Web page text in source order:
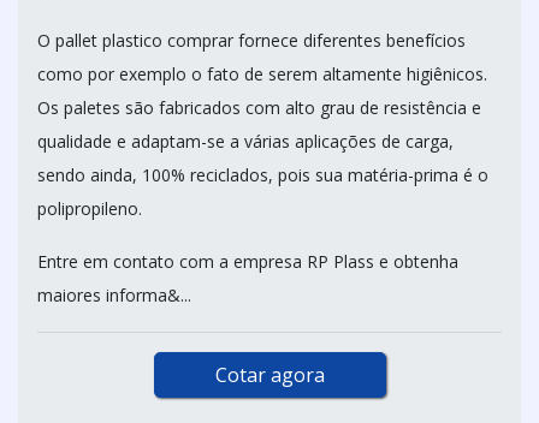
O pallet plastico comprar fornece diferentes benefícios
como por exemplo o fato de serem altamente higiênicos.
Os paletes são fabricados com alto grau de resistência e
qualidade e adaptam-se a várias aplicações de carga,
sendo ainda, 100% reciclados, pois sua matéria-prima é o
polipropileno.
Entre em contato com a empresa RP Plass e obtenha
maiores informa&...
Cotar agora